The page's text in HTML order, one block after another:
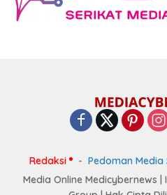
Redaksi Pedoman Media
Media Online Medicybernews